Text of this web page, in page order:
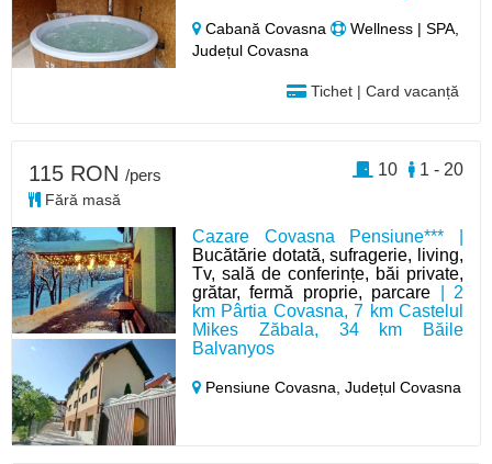
Cabană Covasna
Wellness | SPA,
Județul Covasna
Tichet | Card vacanță
Cazare Covasna Pensiune*** |
Bucătărie dotată, sufragerie, living,
Tv, sală de conferințe, băi private,
grătar, fermă proprie, parcare | 2
km Pârtia Covasna, 7 km Castelul
Mikes Zăbala, 34 km Băile
Balvanyos
Pensiune Covasna,Județul Covasna
115 RON /pers
Fără masă
1 - 20
10